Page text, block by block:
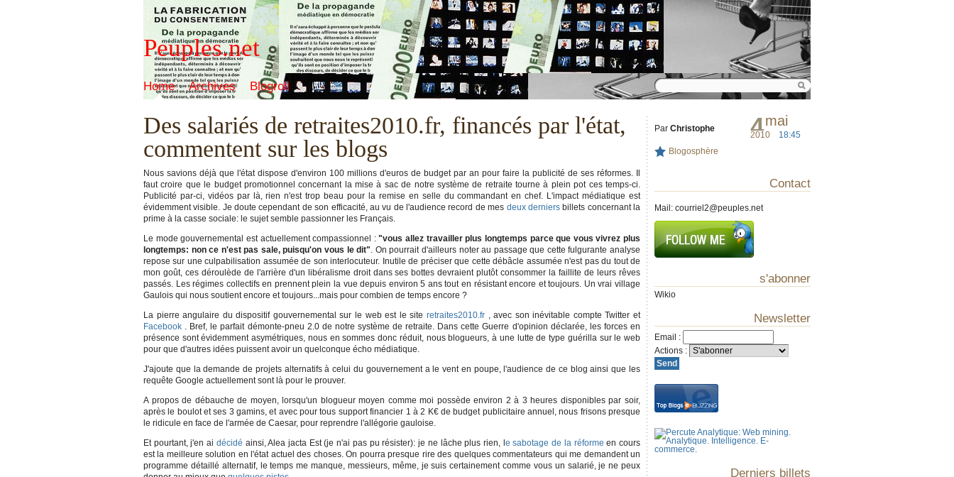
Peuples.net
Home Archives Blogroll
Des salariés de retraites2010.fr, financés par l'état,
commentent sur les blogs
4mai
2010 18:45
Par Christophe
Blogosphère
Nous savions déjà que l'état dispose d'environ 100 millions d'euros de budget par an pour faire la publicité de ses réformes. Il
faut croire que le budget promotionnel concernant la mise à sac de notre système de retraite tourne à plein pot ces temps-ci.
Publicité par-ci, vidéos par là, rien n'est trop beau pour la remise en selle du commandant en chef. L'impact médiatique est
évidemment visible. Je doute cependant de son efficacité, au vu de l'audience record de mes deux derniers billets concernant la
prime à la casse sociale: le sujet semble passionner les Français.
Le mode gouvernemental est actuellement compassionnel :"vous allez travailler plus longtemps parce que vous vivrez plus
longtemps: non ce n'est pas sale, puisqu'on vous le dit". On pourrait d'ailleurs noter au passage que cette fulgurante analyse
repose sur une culpabilisation assumée de son interlocuteur. Inutile de préciser que cette débâcle assumée n'est pas du tout de
mon goût, ces déroulède de l'arrière d'un libéralisme droit dans ses bottes devraient plutôt consommer la faillite de leurs rêves
passés. Les régimes collectifs en prennent plein la vue depuis environ 5 ans tout en résistant encore et toujours. Un vrai village
Gaulois qui nous soutient encore et toujours...mais pour combien de temps encore ?
La pierre angulaire du dispositif gouvernemental sur le web est le site retraites2010.fr , avec son inévitable compte Twitter et
Facebook . Bref, le parfait démonte-pneu 2.0 de notre système de retraite. Dans cette Guerre d'opinion déclarée, les forces en
présence sont évidemment asymétriques, nous en sommes donc réduit, nous blogueurs, à une lutte de type guérilla sur le web
pour que d'autres idées puissent avoir un quelconque écho médiatique.
J'ajoute que la demande de projets alternatifs à celui du gouvernement a le vent en poupe, l'audience de ce blog ainsi que les
requête Google actuellement sont là pour le prouver.
A propos de débauche de moyen, lorsqu'un blogueur moyen comme moi possède environ 2 à 3 heures disponibles par soir,
après le boulot et ses 3 gamins, et avec pour tous support financier 1 à 2 K€ de budget publicitaire annuel, nous frisons presque
le ridicule en face de l'armée de Caesar, pour reprendre l'allégorie gauloise.
Et pourtant, j'en ai décidé ainsi, Alea jacta Est (je n'ai pas pu résister): je ne lâche plus rien, l e sabotage de la réforme en cours
est la meilleure solution en l'état actuel des choses. On pourra presque rire des quelques commentateurs qui me demandent un
programme détaillé alternatif, le temps me manque, messieurs, même, je suis certainement comme vous un salarié, je ne peux
Contact
Mail: courriel2@peuples.net
s'abonner
Wikio
Newsletter
Email :
Actions :
Derniers billets